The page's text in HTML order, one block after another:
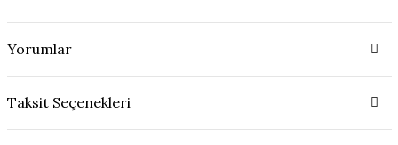
Yorumlar
Taksit Seçenekleri